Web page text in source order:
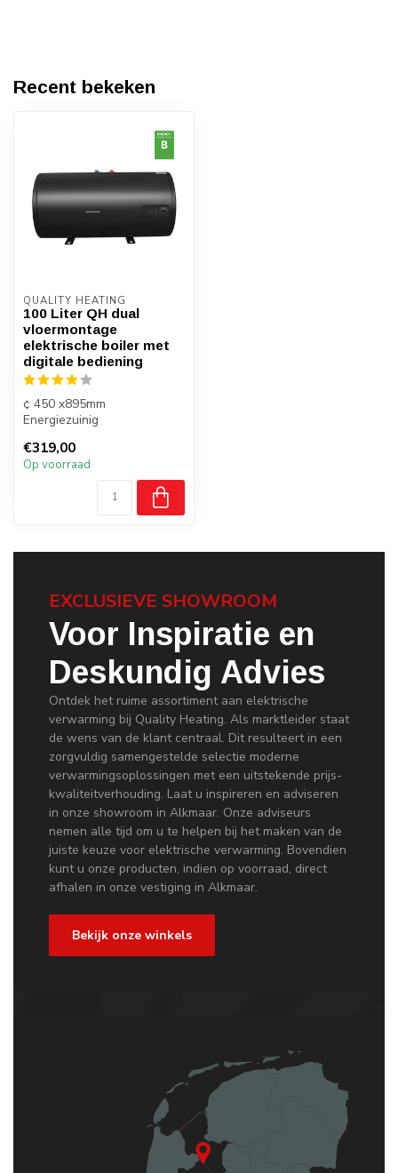
Recent bekeken
QUALITY HEATING
100 Liter QH dual
vloermontage
elektrische boiler met
digitale bediening
¢ 450 x895mm
Energiezuinig
€319,00
Op voorraad
EXCLUSIEVE SHOWROOM
Voor Inspiratie en
Deskundig Advies
Ontdek het ruime assortiment aan elektrische
verwarming bij Quality Heating. Als marktleider staat
de wens van de klant centraal. Dit resulteert in een
zorgvuldig samengestelde selectie moderne
verwarmingsoplossingen met een uitstekende prijs-
kwaliteitverhouding. Laat u inspireren en adviseren
in onze showroom in Alkmaar. Onze adviseurs
nemen alle tijd om u te helpen bij het maken van de
juiste keuze voor elektrische verwarming. Bovendien
kunt u onze producten, indien op voorraad, direct
afhalen in onze vestiging in Alkmaar.
Bekijk onze winkels